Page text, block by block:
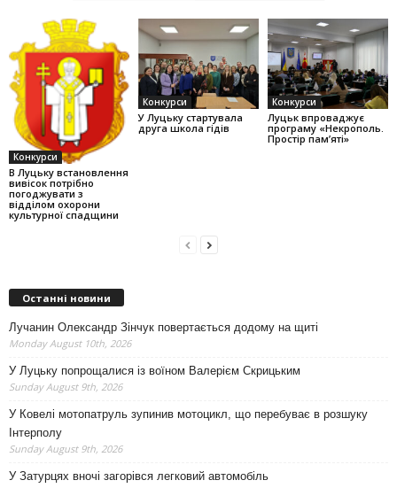
Конкурси
В Луцьку встановлення
вивісок потрібно
погоджувати з
відділом охорони
культурної спадщини
Конкурси
У Луцьку стартувала
друга школа гідів
Конкурси
Луцьк впроваджує
програму «Некрополь.
Простір пам’яті»
Останні новини
Лучанин Олександр Зінчук повертається додому на щиті
Monday August 10th, 2026
У Луцьку попрощалися із воїном Валерієм Скрицьким
Sunday August 9th, 2026
У Ковелі мотопатруль зупинив мотоцикл, що перебуває в розшуку
Інтерполу
Sunday August 9th, 2026
У Затурцях вночі загорівся легковий автомобіль